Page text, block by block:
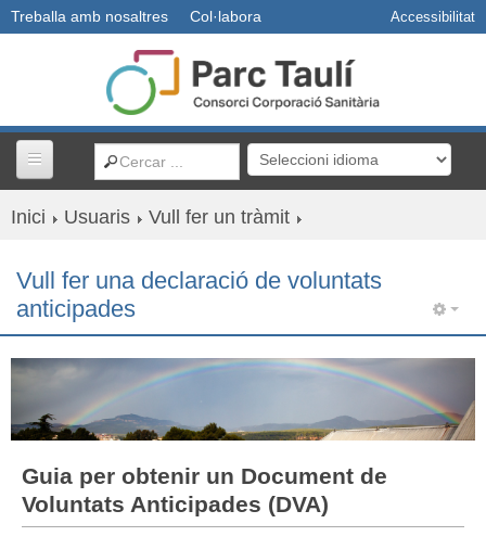
Accessibilitat
Col·labora
Treballa amb nosaltres
Centres i serveis
Usuaris
Professionals
Docència
Informació corporativa
Inici Usuaris Vull fer un tràmit
Vull fer una declaració de voluntats
anticipades
Guia per obtenir un Document de
Voluntats Anticipades (DVA)